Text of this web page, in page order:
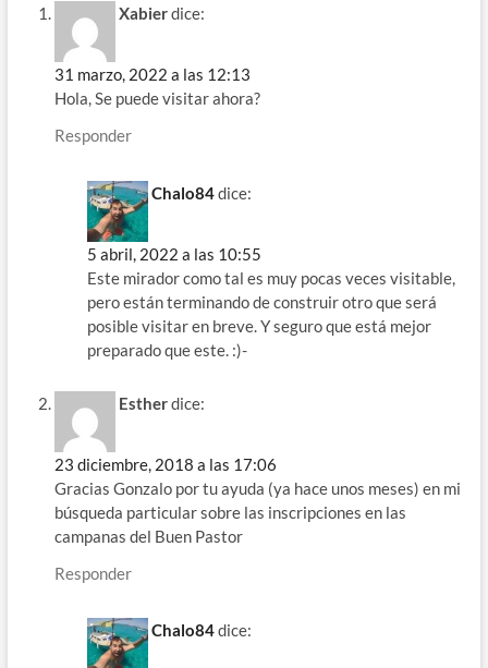
Xabierdice:
31 marzo, 2022 a las 12:13
Hola, Se puede visitar ahora?
Responder
Chalo84dice:
5 abril, 2022 a las 10:55
Este mirador como tal es muy pocas veces visitable,
pero están terminando de construir otro que será
posible visitar en breve. Y seguro que está mejor
preparado que este. :)-
Estherdice:
23 diciembre, 2018 a las 17:06
Gracias Gonzalo por tu ayuda (ya hace unos meses) en mi
búsqueda particular sobre las inscripciones en las
campanas del Buen Pastor
Responder
Chalo84dice: